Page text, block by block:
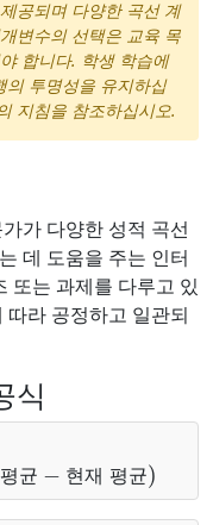
공되며 다양한 곡선 계
변수의 선택은 교육 목
합니다. 학생 학습에
의 투명성을 유지하십
지침을 참조하십시오.
가 다양한 성적 곡선
데 도움을 주는 인터
또는 과제를 다루고 있
라 공정하고 일관되
식
평 균 현재 평 균
균